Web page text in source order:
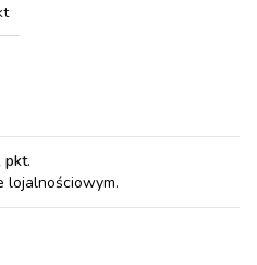
pkt.
lojalnościowym.